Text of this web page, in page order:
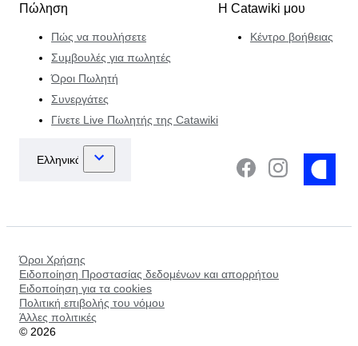
Πώληση
Πώς να πουλήσετε
Συμβουλές για πωλητές
Όροι Πωλητή
Συνεργάτες
Γίνετε Live Πωλητής της Catawiki
Η Catawiki μου
Κέντρο βοήθειας
Όροι Χρήσης
Ειδοποίηση Προστασίας δεδομένων και απορρήτου
Ειδοποίηση για τα cookies
Πολιτική επιβολής του νόμου
Άλλες πολιτικές
© 2026